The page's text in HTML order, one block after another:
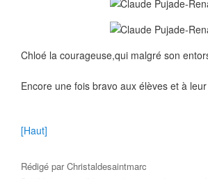
Chloé la courageuse,qui malgré son
Encore une fois bravo aux élèves et à
[Haut]
Rédigé parChristaldesaintmarc